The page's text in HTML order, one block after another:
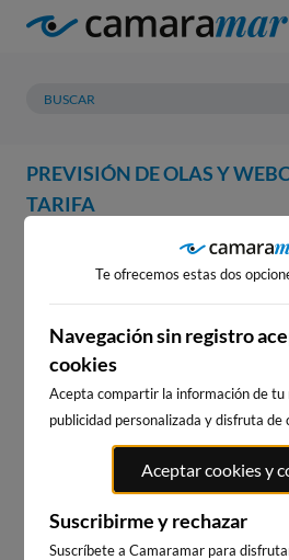
PREVISIÓN DE OLAS Y
TARIFA
PREVISIÓN
WEBCAM RÍO
WEBCAMS
Te ofrecemos estas dos
Navegación sin registro
cookies
Acepta compartir la información de tu
publicidad personalizada y disfruta de
Aceptar cookies y
Suscribirme y rechazar
Suscríbete a Camaramar para